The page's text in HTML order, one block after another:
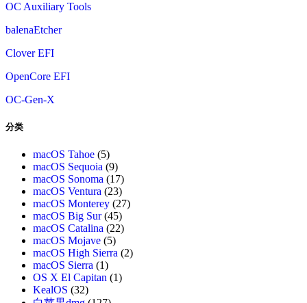
OC Auxiliary Tools
balenaEtcher
Clover EFI
OpenCore EFI
OC-Gen-X
分类
macOS Tahoe (5)
macOS Sequoia (9)
macOS Sonoma (17)
macOS Ventura (23)
macOS Monterey (27)
macOS Big Sur(45)
macOS Catalina (22)
macOS Mojave (5)
macOS High Sierra (2)
macOS Sierra (1)
OS X El Capitan (1)
KealOS (32)